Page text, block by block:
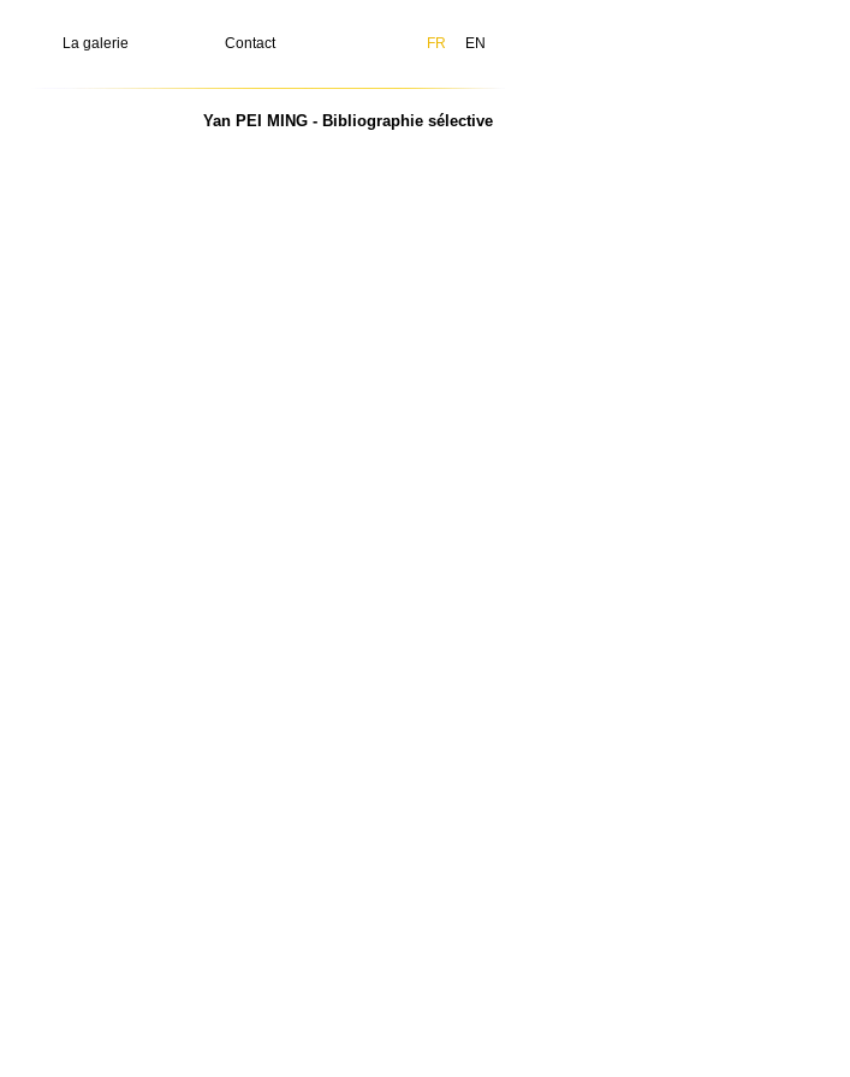
La galerie Contact FR EN
Yan PEI MING - Bibliographie sélective